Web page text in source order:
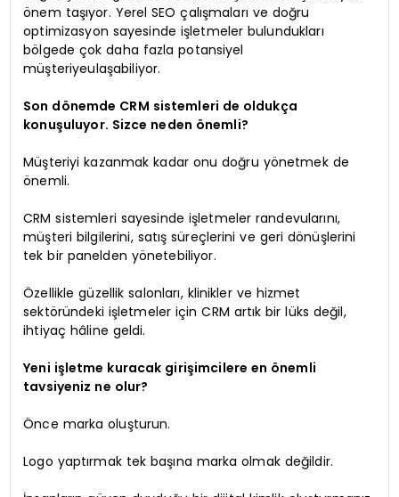
önem taşıyor. Yerel SEO çalışmaları ve doğru
optimizasyon sayesinde işletmeler bulundukları
bölgede çok daha fazla potansiyel
müşteriyeulaşabiliyor.
Son dönemde CRM sistemleri de oldukça
konuşuluyor. Sizce neden önemli?
Müşteriyi kazanmak kadar onu doğru yönetmek de
önemli.
CRM sistemleri sayesinde işletmeler randevularını,
müşteri bilgilerini, satış süreçlerini ve geri dönüşlerini
tek bir panelden yönetebiliyor.
Özellikle güzellik salonları, klinikler ve hizmet
sektöründeki işletmeler için CRM artık bir lüks değil,
ihtiyaç hâline geldi.
Yeni işletme kuracak girişimcilere en önemli
tavsiyeniz ne olur?
Önce marka oluşturun.
Logo yaptırmak tek başına marka olmak değildir.